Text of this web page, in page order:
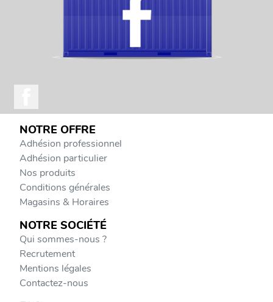
NOTRE OFFRE
Adhésion professionnel
Adhésion particulier
Nos produits
Conditions générales
Magasins & Horaires
NOTRE SOCIÉTÉ
Qui sommes-nous ?
Recrutement
Mentions légales
Contactez-nous